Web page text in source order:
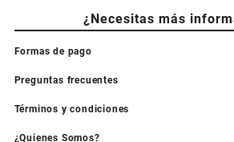
¿Necesitas más
Formas de pago
Preguntas frecuentes
Términos y condiciones
¿Quienes Somos?